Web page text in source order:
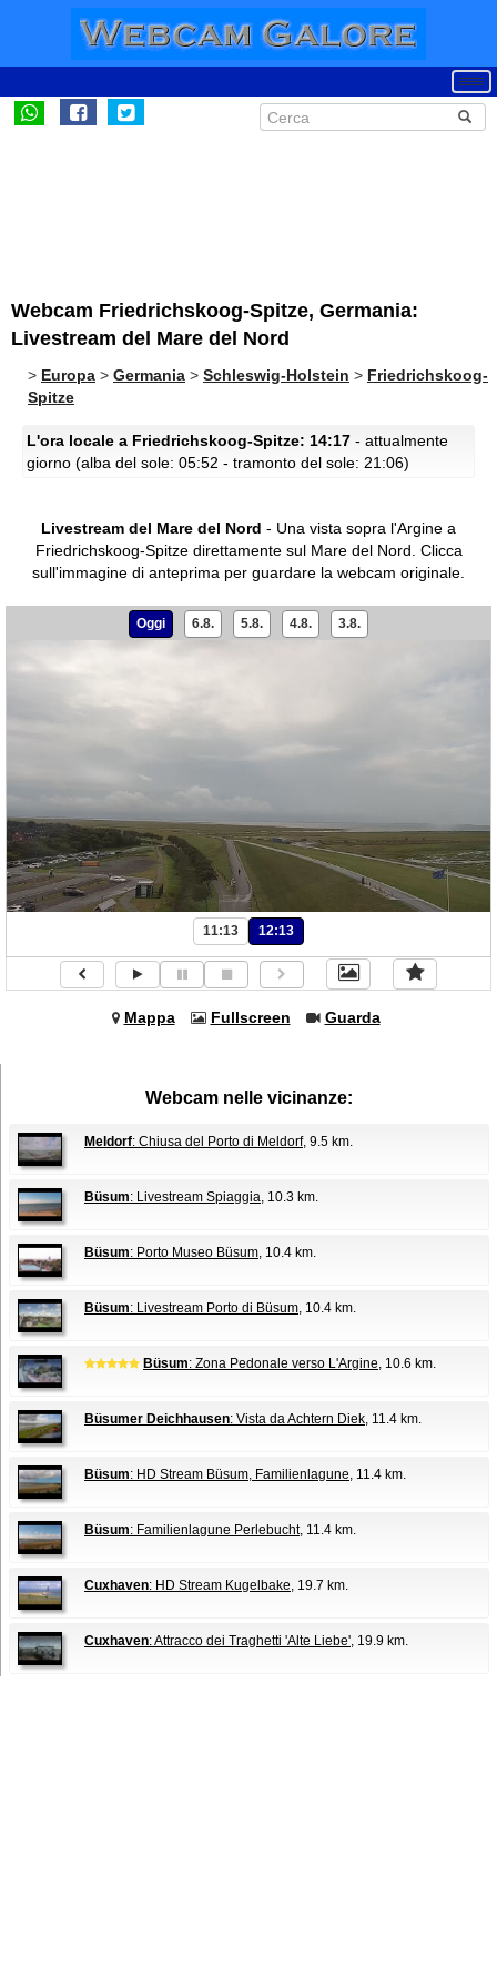
Webcam Friedrichskoog-Spitze, Germania:
Livestream del Mare del Nord
> Europa > Germania > Schleswig-Holstein > Friedrichskoog-
Spitze
L'ora locale a Friedrichskoog-Spitze: 14:17 - attualmente
giorno (alba del sole: 05:52 - tramonto del sole: 21:06)
Livestream del Mare del Nord - Una vista sopra l'Argine a
Friedrichskoog-Spitze direttamente sul Mare del Nord. Clicca
sull'immagine di anteprima per guardare la webcam originale.
Oggi 6.8. 5.8. 4.8. 3.8.
11:13 12:13
Mappa Fullscreen Guarda
Webcam nelle vicinanze:
Meldorf: Chiusa del Porto di Meldorf, 9.5 km.
Büsum: Livestream Spiaggia, 10.3 km.
Büsum: Porto Museo Büsum, 10.4 km.
Büsum: Livestream Porto di Büsum, 10.4 km.
Büsum: Zona Pedonale verso L'Argine, 10.6 km.
Büsumer Deichhausen: Vista da Achtern Diek, 11.4 km.
Büsum: HD Stream Büsum, Familienlagune, 11.4 km.
Büsum: Familienlagune Perlebucht, 11.4 km.
Cuxhaven: HD Stream Kugelbake, 19.7 km.
Cuxhaven: Attracco dei Traghetti 'Alte Liebe', 19.9 km.